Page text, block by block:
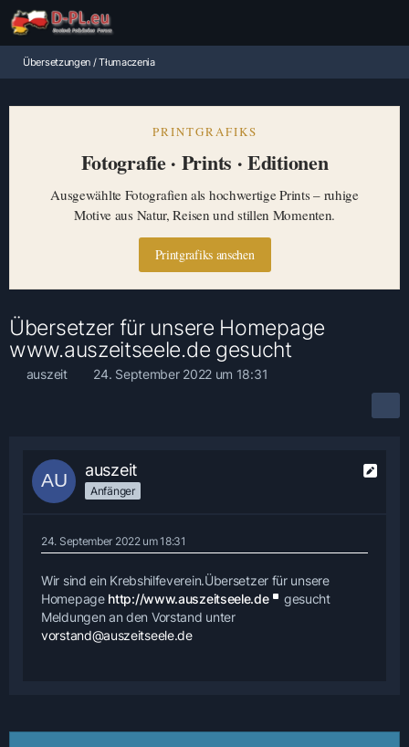
Übersetzungen / Tłumaczenia
PRINTGRAFIKS
Fotografie · Prints · Editionen
Ausgewählte Fotografien als hochwertige Prints – ruhige
Motive aus Natur, Reisen und stillen Momenten.
Printgrafiks ansehen
Übersetzer für unsere Homepage
www.auszeitseele.de gesucht
auszeit 24. September 2022 um 18:31
auszeit
Anfänger
24. September 2022 um 18:31
Wir sind ein Krebshilfeverein.Übersetzer für unsere
Homepage http://www.auszeitseele.de
gesucht
Meldungen an den Vorstand unter
vorstand@auszeitseele.de